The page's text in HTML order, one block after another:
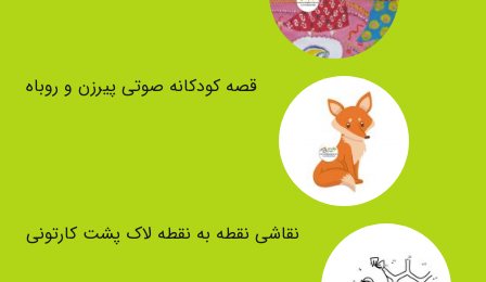
قصه کودکانه صوتی پیرزن و روباه
نقاشی نقطه به نقطه لاک پشت کارتونی